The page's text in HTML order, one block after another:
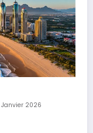
Janvier 2026